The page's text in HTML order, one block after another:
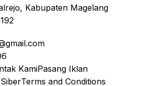
Kabupaten Magelang
KamiPasang Iklan
Terms and Conditions